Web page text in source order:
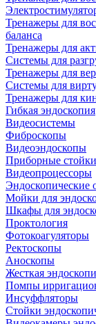
Тренажеры для
баланса
Тренажеры для
Системы для
Тренажеры для
Системы для
Тренажеры для
Гибкая эндоскопия
Видеосистемы
Фиброскопы
Видеоэндоскопы
Приборные стойки
Видеопроцессоры
Эндоскопические
Мойки для
Шкафы для
Проктология
Фотокоагуляторы
Ректоскопы
Аноскопы
Жесткая
Помпы
Инсуффляторы
Стойки